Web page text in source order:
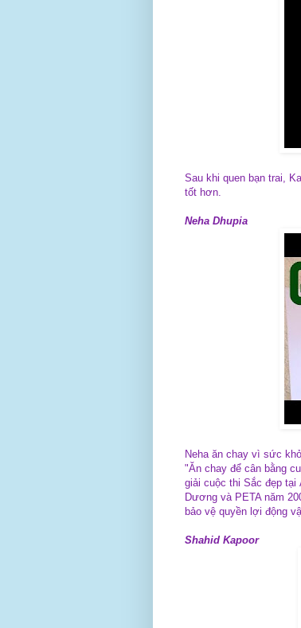
Sau khi quen bạn trai,
tốt hơn.
Neha Dhupia
Neha ăn chay vì sức
"Ăn chay để cân bằng
giải cuộc thi Sắc đẹp tại
Dương và PETA năm
bảo vệ quyền lợi động
Shahid Kapoor